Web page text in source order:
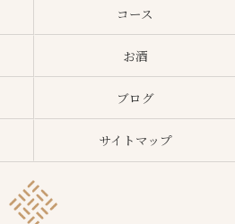
コース
お酒
ブログ
サイトマップ